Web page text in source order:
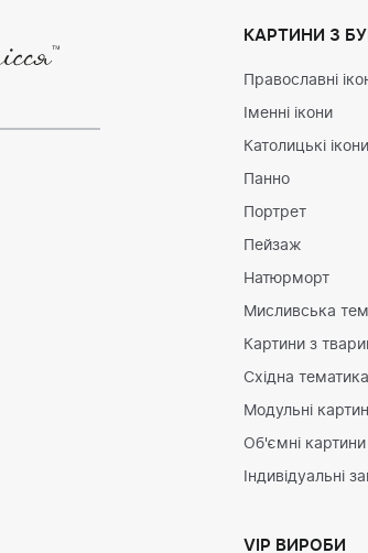
КАРТИНИ З
Православні
Іменні ікони
Католицькі ікони
Панно
Портрет
Пейзаж
Натюрморт
Мисливська
Картини з
Східна тематика
Модульні
Об'ємні картини
Індивідуальні
VIP ВИРОБИ